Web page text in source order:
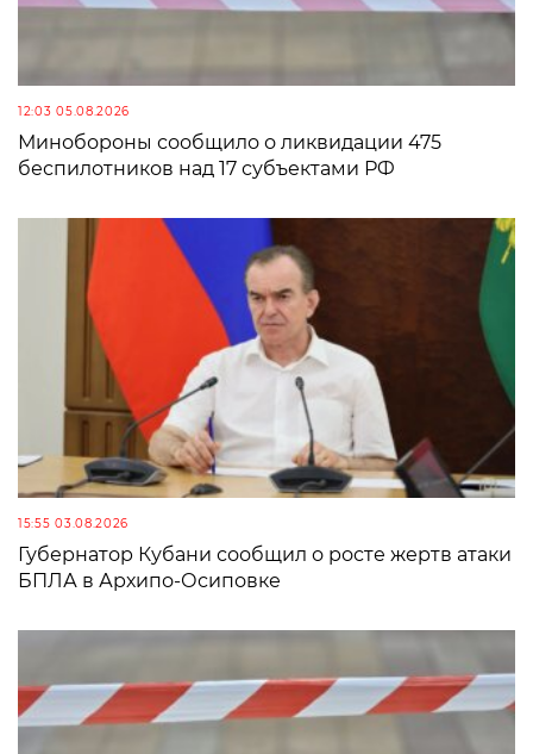
12:03 05.08.2026
Минобороны сообщило о ликвидации 475
беспилотников над 17 субъектами РФ
15:55 03.08.2026
Губернатор Кубани сообщил о росте жертв атаки
БПЛА в Архипо-Осиповке